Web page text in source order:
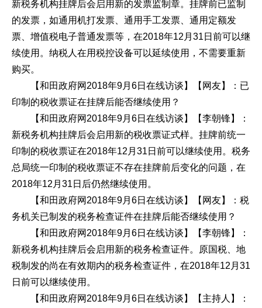
新税务机构挂牌后会启用新的发票监制章。挂牌前已监制
的发票，如通用机打发票、通用手工发票、通用定额发
票、增值税电子普通发票等，在2018年12月31日前可以继
续使用。纳税人在用税控设备可以延续使用，不需要重新
购买。
【和田政府网2018年9月6日在线访谈】【网友】：已
印制的税收票证在挂牌后能否继续使用？
【和田政府网2018年9月6日在线访谈】【李朝锋】：
新税务机构挂牌后会启用新的税收票证式样。挂牌前统一
印制的税收票证在2018年12月31日前可以继续使用。税务
总局统一印制的税收票证不存在挂牌前后变化的问题，在
2018年12月31日后仍然继续使用。
【和田政府网2018年9月6日在线访谈】【网友】：税
务机关已制发的税务检查证件在挂牌后能否继续使用？
【和田政府网2018年9月6日在线访谈】【李朝锋】：
新税务机构挂牌后会启用新的税务检查证件。原国税、地
税制发的尚在有效期内的税务检查证件，在2018年12月31
日前可以继续使用。
【和田政府网2018年9月6日在线访谈】【主持人】：